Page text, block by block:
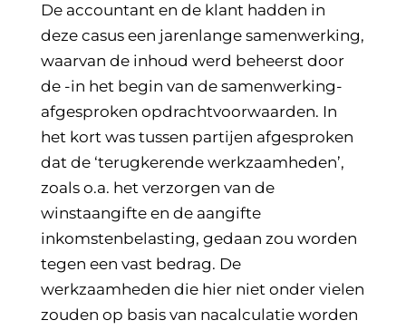
De accountant en de klant hadden in
deze casus een jarenlange samenwerking,
waarvan de inhoud werd beheerst door
de -in het begin van de samenwerking-
afgesproken opdrachtvoorwaarden. In
het kort was tussen partijen afgesproken
dat de ‘terugkerende werkzaamheden’,
zoals o.a. het verzorgen van de
winstaangifte en de aangifte
inkomstenbelasting, gedaan zou worden
tegen een vast bedrag. De
werkzaamheden die hier niet onder vielen
zouden op basis van nacalculatie worden